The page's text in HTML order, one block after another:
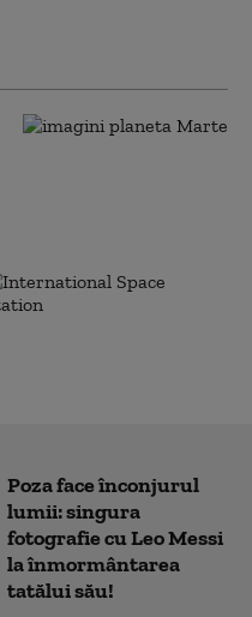
Poza face înconjurul
lumii: singura
fotografie cu Leo Messi
la înmormântarea
tatălui său!